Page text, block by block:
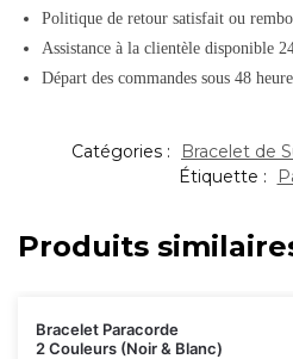
Politique de retour satisfait ou
Assistance à la clientèle disponible
Départ des commandes sous 48
Catégories : Bracelet de
Étiquette :
Produits
Bracelet Paracorde
2 Couleurs (Noir & Blanc)